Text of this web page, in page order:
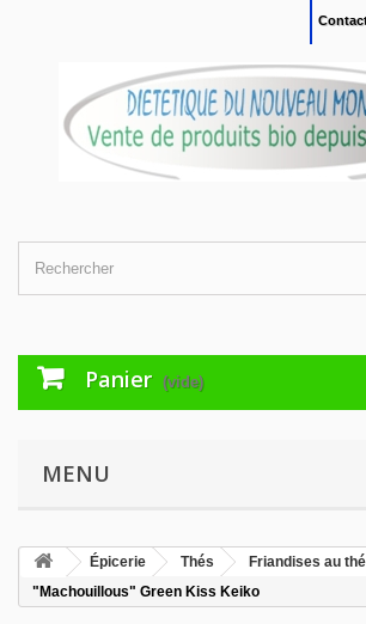
Panier (vide)
MENU
Épicerie Thés Friandises au thé
"Machouillous" Green Kiss Keiko